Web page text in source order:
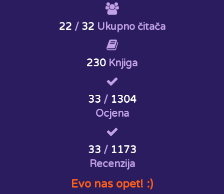
22 / 32 Ukupno čitača
230 Knjiga
33 / 1304
Ocjena
33 / 1173
Recenzija
Evo nas opet! :)